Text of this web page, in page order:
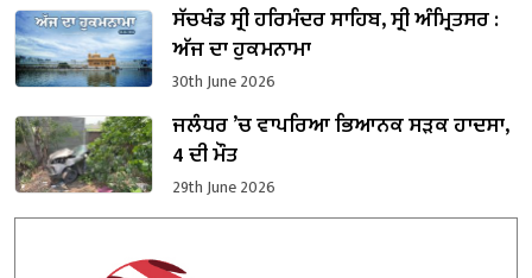
ਸੱਚਖੰਡ ਸ੍ਰੀ ਹਰਿਮੰਦਰ ਸਾਹਿਬ, ਸ੍ਰੀ ਅੰਮ੍ਰਿਤਸਰ :
ਅੱਜ ਦਾ ਹੁਕਮਨਾਮਾ
30th June 2026
ਜਲੰਧਰ ’ਚ ਵਾਪਰਿਆ ਭਿਆਨਕ ਸੜਕ ਹਾਦਸਾ,
4 ਦੀ ਮੌਤ
29th June 2026